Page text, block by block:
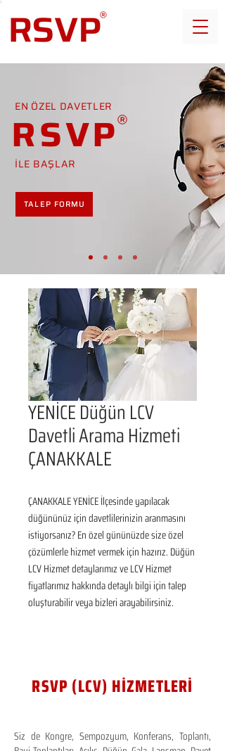
EN ÖZEL DAVETLER
RSVP
İLE BAŞLAR
TALEP FORMU
YENİCE Düğün LCV
Davetli Arama Hizmeti
ÇANAKKALE
ÇANAKKALE YENİCE İlçesinde yapılacak
düğününüz için davetlilerinizin aranmasını
istiyorsanız? En özel gününüzde size özel
çözümlerle hizmet vermek için hazırız. Düğün
LCV Hizmet detaylarımız ve LCV Hizmet
fiyatlarımız hakkında detaylı bilgi için talep
oluşturabilir veya bizleri arayabilirsiniz.
RSVP (LCV) HİZMETLERİ
Siz de Kongre, Sempozyum, Konferans, Toplantı,